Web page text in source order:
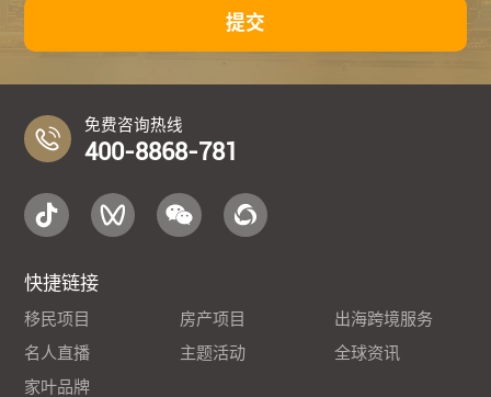
提交
免费咨询热线
400-8868-781
快捷链接
移民项目 房产项目
出海跨境服务
名人直播
主题活动
全球资讯
家叶品牌